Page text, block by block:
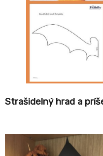
Strašidelný hrad a